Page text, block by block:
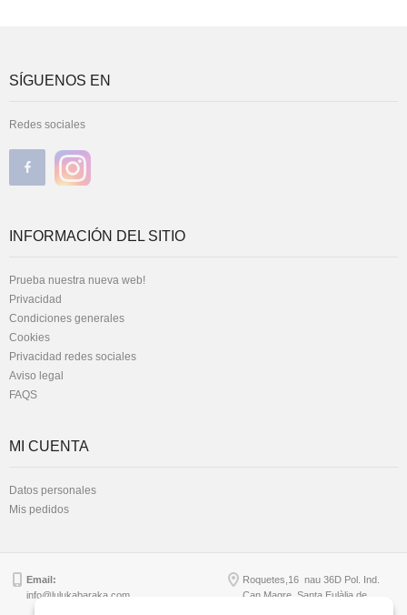
SÍGUENOS EN
Redes sociales
INFORMACIÓN DEL SITIO
Prueba nuestra nueva web!
Privacidad
Condiciones generales
Cookies
Privacidad redes sociales
Aviso legal
FAQS
MI CUENTA
Datos personales
Mis pedidos
Email:
info@lulukabaraka.com
Roquetes,16 nau 36D Pol. Ind.
Can Magre, Santa Eulàlia de